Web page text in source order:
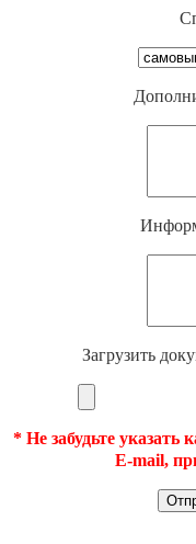
Загрузить
* Не забудьте
E-mail,